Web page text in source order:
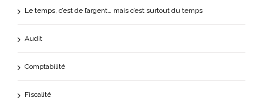
Le temps, c’est de l’argent… mais c’est surtout du temps
Audit
Comptabilité
Fiscalité